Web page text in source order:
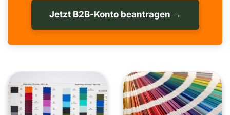
Jetzt B2B-Konto beantragen →